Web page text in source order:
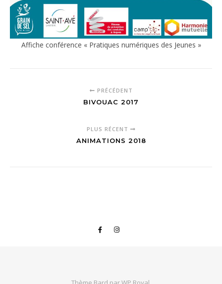
Affiche conférence « Pratiques numériques des Jeunes »
PRÉCÉDENT
BIVOUAC 2017
PLUS RÉCENT
ANIMATIONS 2018